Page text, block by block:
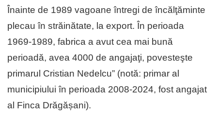
Înainte de 1989 vagoane întregi de încălţăminte
plecau în străinătate, la export. În perioada
1969-1989, fabrica a avut cea mai bună
perioadă, avea 4000 de angajaţi, povesteşte
primarul Cristian Nedelcu” (notă: primar al
municipiului în perioada 2008-2024, fost angajat
al Finca Drăgășani).